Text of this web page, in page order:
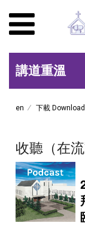
講道重溫
en 下載 Download
收聽（在